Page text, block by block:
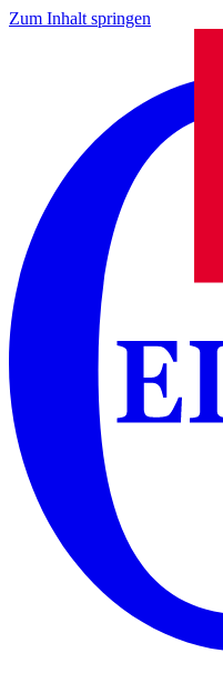
Zum Inhalt springen